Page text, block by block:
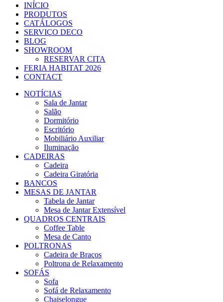
INÍCIO
PRODUTOS
CATÁLOGOS
SERVIÇO DECO
BLOG
SHOWROOM
RESERVAR CITA
FERIA HABITAT 2026
CONTACT
NOTÍCIAS
Sala de Jantar
Salão
Dormitório
Escritório
Mobiliário Auxiliar
Iluminação
CADEIRAS
Cadeira
Cadeira Giratória
BANCOS
MESAS DE JANTAR
Tabela de Jantar
Mesa de Jantar Extensível
QUADROS CENTRAIS
Coffee Table
Mesa de Canto
POLTRONAS
Cadeira de Braços
Poltrona de Relaxamento
SOFÁS
Sofa
Sofá de Relaxamento
Chaiselongue